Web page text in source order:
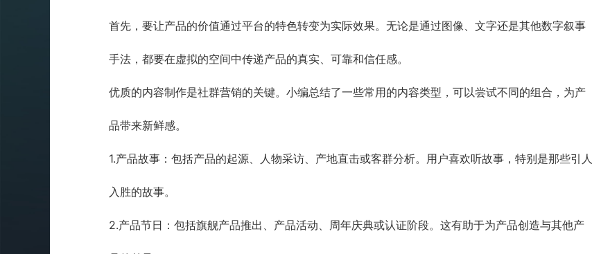
首先，要让产品的价值通过平台的特色转变为实际效果。无论是通过图像、文字还是其他数字叙事
手法，都要在虚拟的空间中传递产品的真实、可靠和信任感。
优质的内容制作是社群营销的关键。小编总结了一些常用的内容类型，可以尝试不同的组合，为产
品带来新鲜感。
1.产品故事：包括产品的起源、人物采访、产地直击或客群分析。用户喜欢听故事，特别是那些引人
入胜的故事。
2.产品节日：包括旗舰产品推出、产品活动、周年庆典或认证阶段。这有助于为产品创造与其他产